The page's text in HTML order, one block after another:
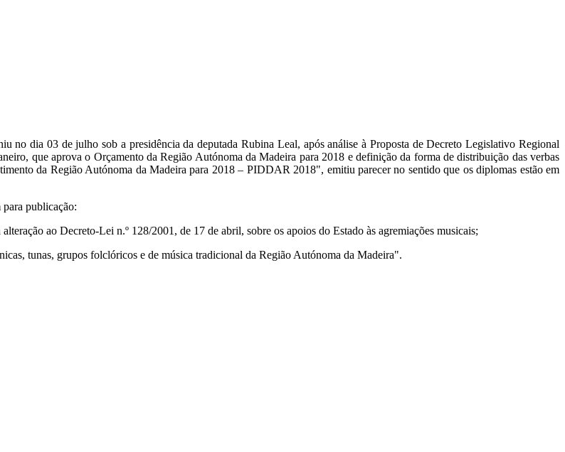
no dia 03 de julho sob a presidência da deputada Rubina Leal, após análise à Proposta de Decreto Legislativo Regional
que aprova o Orçamento da Região Autónoma da Madeira para 2018 e definição da forma de distribuição das verbas
da Região Autónoma da Madeira para 2018 – PIDDAR 2018", emitiu parecer no sentido que os diplomas estão em
para publicação:
ao Decreto-Lei n.º 128/2001, de 17 de abril, sobre os apoios do Estado às agremiações musicais;
tunas, grupos folclóricos e de música tradicional da Região Autónoma da Madeira".